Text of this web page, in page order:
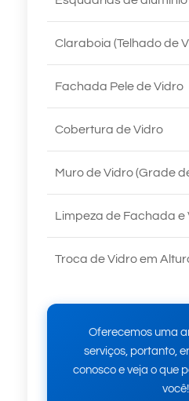
Claraboia (Telhado de
Fachada Pele de Vidro
Cobertura de Vidro
Muro de Vidro (Grade
Limpeza de Fachada e
Troca de Vidro em
Oferecemos uma
serviços, portanto,
conosco e veja o que
você!